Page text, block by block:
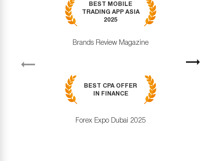
BEST MOBILE
TRADING APP ASIA
2025
Brands Review Magazine
BEST CPA OFFER
IN FINANCE
Forex Expo Dubai 2025
Next